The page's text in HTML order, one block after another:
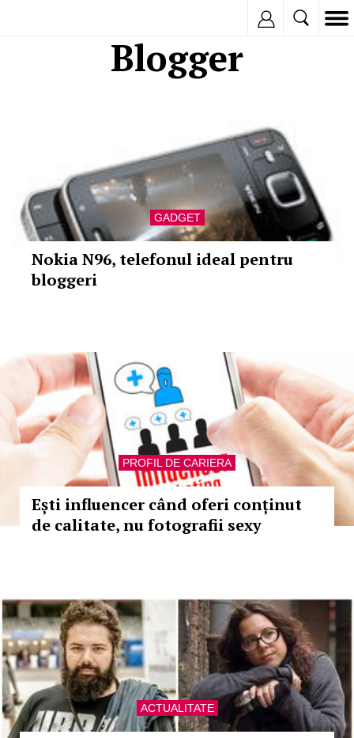
Blogger
GADGET
Nokia N96, telefonul ideal pentru
bloggeri
PROFIL DE CARIERA
Ești influencer când oferi conținut
de calitate, nu fotografii sexy
ACTUALITATE